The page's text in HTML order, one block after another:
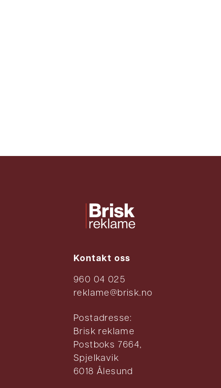
Kontakt oss
960 04 025
reklame@brisk.no
Postadresse:
Brisk reklame
Postboks 7664,
Spjelkavik
6018 Ålesund